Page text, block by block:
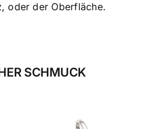
oder der Oberfläche.
SCHMUCK